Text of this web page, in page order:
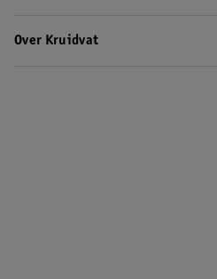
Over Kruidvat